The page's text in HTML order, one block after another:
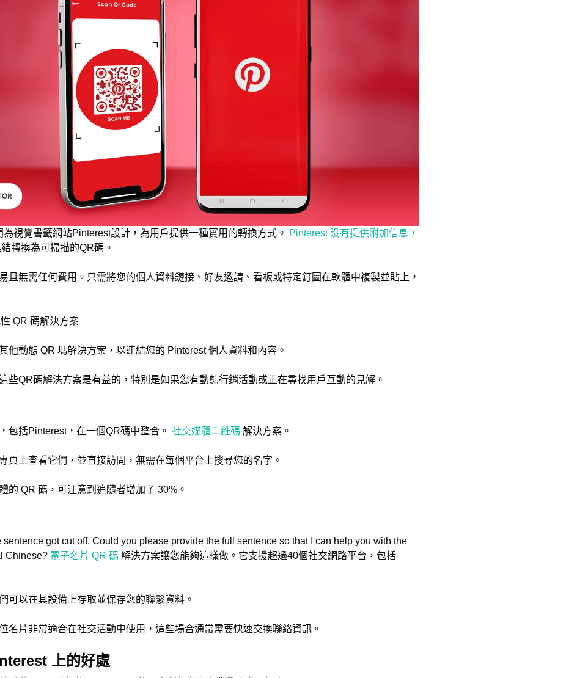
視覺書籤網站Pinterest設計，為用戶提供一種實用的轉換方式。
Pinterest 没有提供附加信息，
轉換為可掃描的QR碼。
且無需任何費用。只需將您的個人資料鏈接、好友邀請、看板或特定釘圖在軟體中複製並貼上，
QR 碼解決方案
他動態 QR 瑪解決方案，以連結您的 Pinterest 個人資料和內容。
些QR碼解決方案是有益的，特別是如果您有動態行銷活動或正在尋找用戶互動的見解。
包括Pinterest，在一個QR碼中整合。 社交媒體二維碼 解決方案。
頁上查看它們，並直接訪問，無需在每個平台上搜尋您的名字。
的 QR 碼，可注意到追隨者增加了 30%。
sentence got cut off. Could you please provide the full sentence so that I can help you with the
Chinese? 電子名片 QR 碼 解決方案讓您能夠這樣做。它支援超過40個社交網路平台，包括
可以在其設備上存取並保存您的聯繫資料。
名片非常適合在社交活動中使用，這些場合通常需要快速交換聯絡資訊。
上的好處